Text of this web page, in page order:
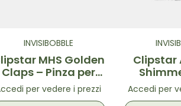
INVISIBOBBLE
MHS Golden
Claps – Pinza per
capelli Oro 1pz
per vedere i prezzi
Clipstar
pinze
taglia
Accedi per